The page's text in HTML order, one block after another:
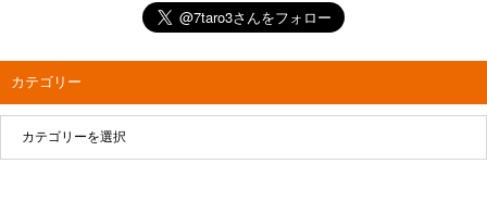
カテゴリー